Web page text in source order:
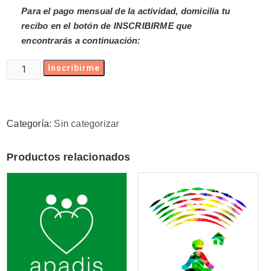
Para el pago mensual de la actividad, domicilia tu
recibo en el botón de INSCRIBIRME que
encontrarás a continuación:
Inscribirme
Categoría: Sin categorizar
Productos relacionados